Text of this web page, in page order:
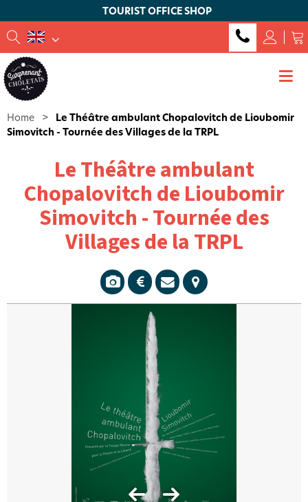
TOURIST OFFICE SHOP
Home >
Le Théâtre ambulant Chopalovitch de Lioubomir
Simovitch - Tournée des Villages de la TRPL
Le Théâtre ambulant
Chopalovitch de Lioubomir
Simovitch - Tournée des
Villages de la TRPL